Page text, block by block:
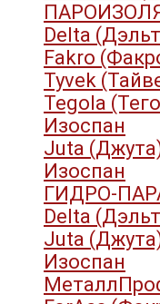
Delta
Fakro
Tyvek
Tegola
Изоспан
Juta
Изоспан
ГИДРО-
Delta
Juta
Изоспан